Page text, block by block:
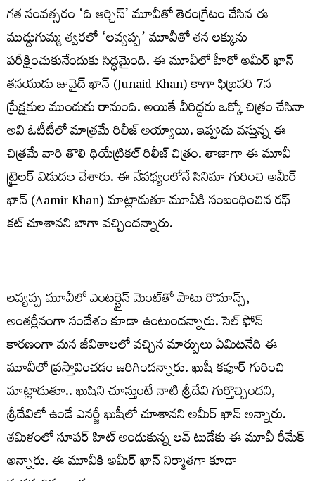
గ‌త సంవ‌త్స‌రం ‘ది ఆర్చిస్’ మూవీతో తెరంగ్రేటం చేసిన ఈ
ముద్దుగుమ్మ‌ త్వరలో ‘లవ్యప్ప’ మూవీతో తన లక్కును
పరీక్షించుకునేందుకు సిద్ధమైంది. ఈ మూవీలో హీరో అమీర్ ఖాన్
తనయుడు జువైద్ ఖాన్ (Junaid Khan) కాగా ఫిబ్రవరి 7న
ప్రేక్షకుల ముందుకు రానుంది. అయితే వీరిద్ద‌రు ఒక్కో చిత్రం చేసినా
అవి ఓటీటీలో మాత్ర‌మే రిలీజ్ అయ్యాయి. ఇప్పుడు వ‌స్తున్న ఈ
చిత్ర‌మే వారి తొలి థియేట్రిక‌ల్ రిలీజ్‌ చిత్రం. తాజాగా ఈ మూవీ
ట్రైల‌ర్‌ విడుద‌ల చేశారు. ఈ నేప‌థ్యంలోనే సినిమా గురించి అమీర్
ఖాన్ (Aamir Khan) మాట్లాడుతూ మూవీకి సంబంధించిన రఫ్
కట్ చూశానని బాగా వ‌చ్చిందన్నారు.
లవ్యప్ప మూవీలో ఎంటర్టైన్ మెంట్‌తో పాటు రొమాన్స్,
అంతర్లీనంగా సందేశం కూడా ఉంటుంద‌న్నారు. సెల్ ఫోన్
కారణంగా మన జీవితాలలో వచ్చిన మార్పులు ఏమిటనేది ఈ
మూవీలో ప్రస్తావించడం జరిగిందన్నారు. ఖుషీ కపూర్ గురించి
మాట్లాడుతూ.. ఖుషిని చూస్తుంటే నాటి శ్రీదేవి గుర్తొచ్చిందని,
శ్రీదేవిలో ఉండే ఎనర్జీ ఖుషీలో చూశానని అమీర్ ఖాన్ అన్నారు.
తమిళంలో సూపర్ హిట్ అందుకున్న లవ్ టుడేకు ఈ మూవీ రీమేక్
అన్నారు. ఈ మూవీకి అమీర్ ఖాన్ నిర్మాతగా కూడా